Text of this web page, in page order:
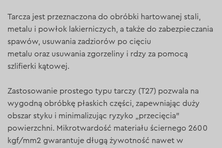
Tarcza jest przeznaczona do obróbki hartowanej stali,
metalu i powłok lakierniczych, a także do zabezpieczania
spawów, usuwania zadziorów po cięciu
metalu oraz usuwania zgorzeliny i rdzy za pomocą
szlifierki kątowej.
Zastosowanie prostego typu tarczy (T27) pozwala na
wygodną obróbkę płaskich części, zapewniając duży
obszar styku i minimalizując ryzyko „przecięcia”
powierzchni. Mikrotwardość materiału ściernego 2600
kgf/mm2 gwarantuje długą żywotność nawet w